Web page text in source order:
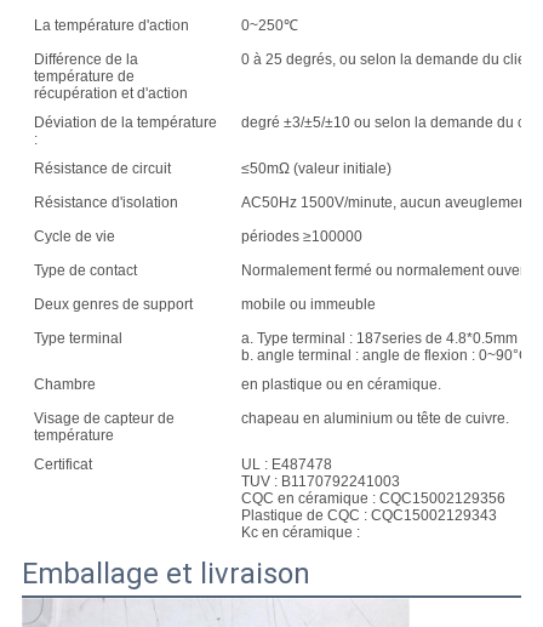
La température d'action
0~250℃
Différence de la
température de
récupération et d'action
0 à 25 degrés, ou selon la demande du client.
Déviation de la température
:
degré ±3/±5/±10 ou selon la demande du
Résistance de circuit
≤50mΩ (valeur initiale)
Résistance d'isolation
AC50Hz 1500V/minute, aucun aveuglement
Cycle de vie
périodes ≥100000
Type de contact
Normalement fermé ou normalement ouvert
Deux genres de support
mobile ou immeuble
Type terminal
a. Type terminal : 187series de 4.8*0.5mm
b. angle terminal : angle de flexion : 0~90°C
Chambre
en plastique ou en céramique.
Visage de capteur de
température
chapeau en aluminium ou tête de cuivre.
Certificat
UL : E487478
TUV : B1170792241003
CQC en céramique : CQC15002129356
Plastique de CQC : CQC15002129343
Kc en céramique :
Emballage et livraison